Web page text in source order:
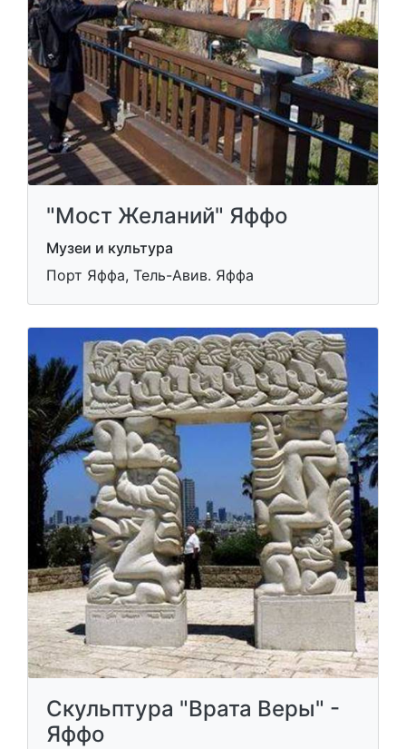
"Мост Желаний" Яффо
Музеи и культура
Порт Яффа, Тель-Авив. Яффа
Скульптура "Врата Веры" -
Яффо